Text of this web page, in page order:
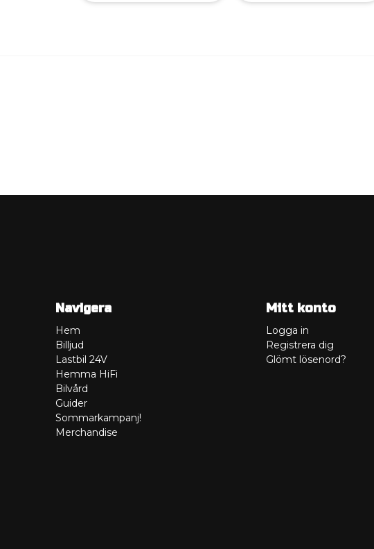
Navigera
Hem
Billjud
Lastbil 24V
Hemma HiFi
Bilvård
Guider
Sommarkampanj!
Merchandise
Mitt konto
Logga in
Registrera dig
Glömt lösenord?